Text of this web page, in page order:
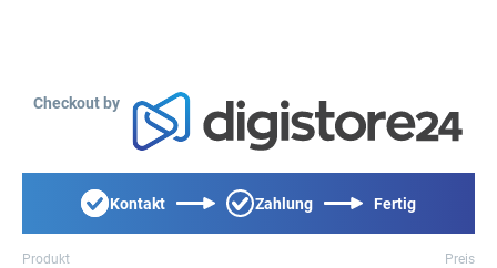
Checkout by
Kontakt Zahlung Fertig
Produkt Preis